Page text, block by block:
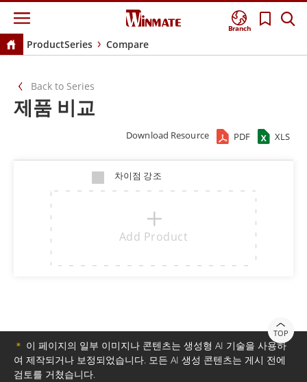
Branch
ProductSeries Compare
Back to Series
제품 비교
XLS
PDF
Download Resource
차이점 강조
Add Product
TOP
＊ 이 페이지의 일부 이미지나 콘텐츠는 생성형 AI 기술을 사용하
여 제작되거나 보정되었습니다. 모든 AI 생성 콘텐츠는 게시 전에
검토를 거쳤습니다.